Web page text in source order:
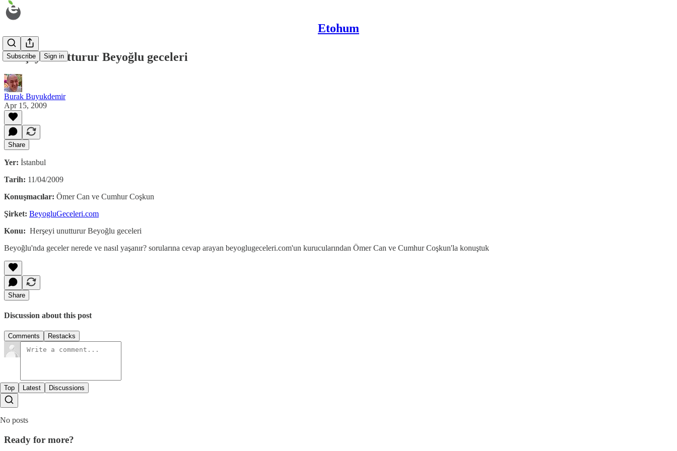
Etohum
Subscribe Sign in
Herşeyi unutturur Beyoğlu geceleri
Burak Buyukdemir
Apr 15, 2009
Share
Yer: İstanbul
Tarih: 11/04/2009
Konuşmacılar: Ömer Can ve Cumhur Coşkun
Şirket: BeyogluGeceleri.com
Konu: Herşeyi unutturur Beyoğlu geceleri
Beyoğlu'nda geceler nerede ve nasıl yaşanır? sorularına cevap arayan beyoglugeceleri.com'un kurucularından Ömer Can ve Cumhur Coşkun'la konuştuk
Share
Discussion about this post
Comments Restacks
Top Latest Discussions
No posts
Ready for more?